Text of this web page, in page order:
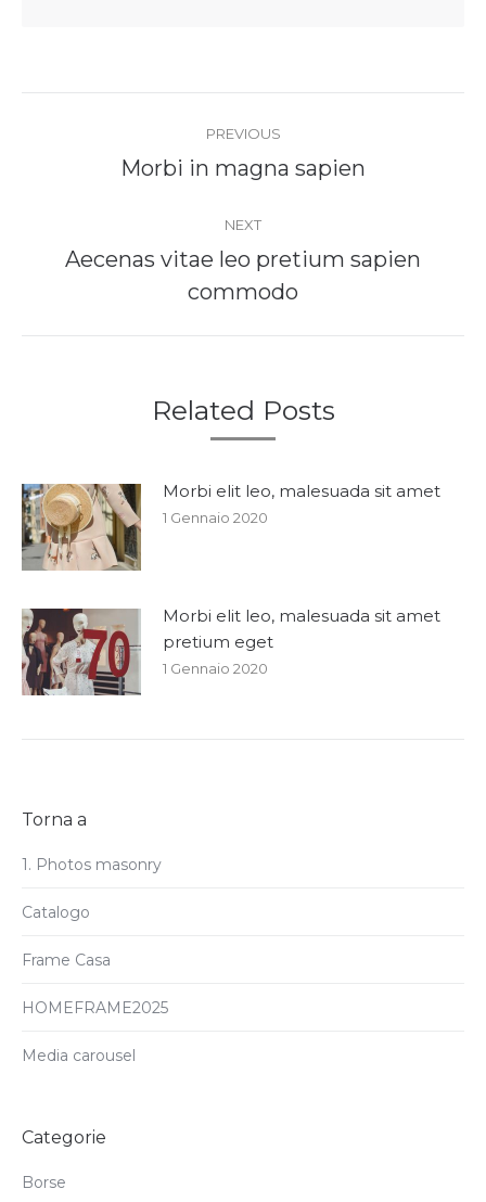
navigation
PREVIOUS
Previous
Morbi in magna sapien
NEXT
Next
post:
Aecenas vitae leo pretium sapien
commodo
Related Posts
Morbi elit leo, malesuada sit amet
1 Gennaio 2020
Morbi elit leo, malesuada sit amet
pretium eget
1 Gennaio 2020
Torna a
1. Photos masonry
Catalogo
Frame Casa
HOMEFRAME2025
Media carousel
Categorie
Borse